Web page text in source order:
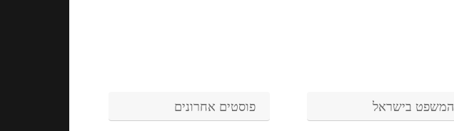
פוסטים אחרונים המשפט בישראל